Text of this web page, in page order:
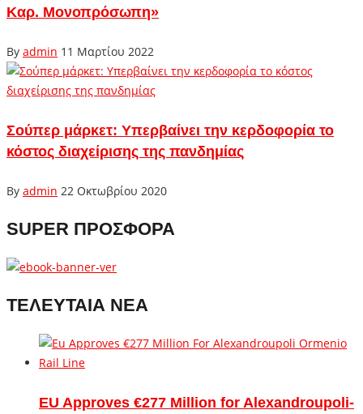
Καρ. Μονοπρόσωπη»
By admin 11 Μαρτίου 2022
Σούπερ μάρκετ: Yπερβαίνει την κερδοφορία το
κόστος διαχείρισης της πανδημίας
By admin 22 Οκτωβρίου 2020
SUPER ΠΡΟΣΦΟΡΑ
ΤΕΛΕΥΤΑΙΑ ΝΕΑ
EU Approves €277 Million for Alexandroupoli-